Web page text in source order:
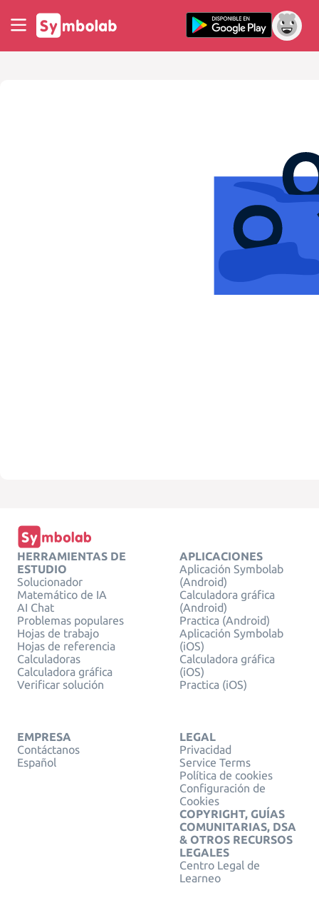
HERRAMIENTAS DE
ESTUDIO
Solucionador
Matemático de IA
AI Chat
Problemas populares
Hojas de trabajo
Hojas de referencia
Calculadoras
Calculadora gráfica
Verificar solución
APLICACIONES
Aplicación Symbolab
(Android)
Calculadora gráfica
(Android)
Practica (Android)
Aplicación Symbolab
(iOS)
Calculadora gráfica
(iOS)
Practica (iOS)
EMPRESA
Contáctanos
Español
LEGAL
Privacidad
Service Terms
Política de cookies
Configuración de
Cookies
COPYRIGHT, GUÍAS
COMUNITARIAS, DSA
& OTROS RECURSOS
LEGALES
Centro Legal de
Learneo